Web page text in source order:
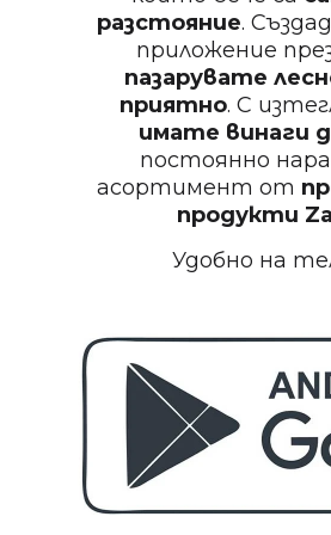
Пила за нокти
Пила за
разстояние.
приложение
пазарувате
приятно. С
имате винаги
постоянно
асортимент от
продукти
Удобно на